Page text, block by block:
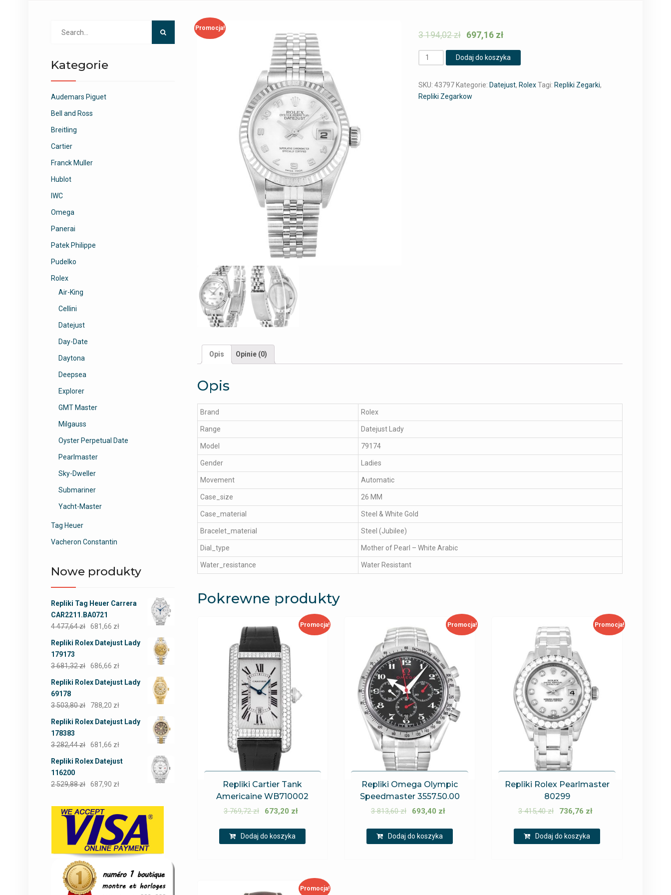
Promocja!
3 194,02zł 697,16 zł
Ilość Dodaj do koszyka
SKU: 43797 Kategorie: Datejust, RolexTagi: Repliki Zegarki,
Repliki Zegarkow
Opis Opinie (0)
Opis
Brand Rolex
Range Datejust Lady
Model 79174
Gender Ladies
Movement Automatic
Case_size 26 MM
Case_material Steel & White Gold
Bracelet_material Steel (Jubilee)
Dial_type Mother of Pearl – White Arabic
Water_resistance Water Resistant
Pokrewne produkty
Promocja!
Repliki Cartier Tank
Americaine WB710002
3 769,72zł 673,20 zł
Dodaj do koszyka
Promocja!
Repliki Omega Olympic
Speedmaster 3557.50.00
3 813,60zł 693,40 zł
Dodaj do koszyka
Promocja!
Repliki Rolex Pearlmaster
80299
3 415,40zł 736,76 zł
Dodaj do koszyka
Promocja!
Kategorie
Audemars Piguet
Bell and Ross
Breitling
Cartier
Franck Muller
Hublot
IWC
Omega
Panerai
Patek Philippe
Pudelko
Rolex
Air-King
Cellini
Datejust
Day-Date
Daytona
Deepsea
Explorer
GMT Master
Milgauss
Oyster Perpetual Date
Pearlmaster
Sky-Dweller
Submariner
Yacht-Master
Tag Heuer
Vacheron Constantin
Nowe produkty
Repliki Tag Heuer Carrera
CAR2211.BA0721
4 477,64zł 681,66 zł
Repliki Rolex Datejust Lady
179173
3 681,32zł 686,66 zł
Repliki Rolex Datejust Lady
69178
3 503,80zł 788,20 zł
Repliki Rolex Datejust Lady
178383
3 282,44zł 681,66 zł
Repliki Rolex Datejust
116200
2 529,88zł 687,90 zł